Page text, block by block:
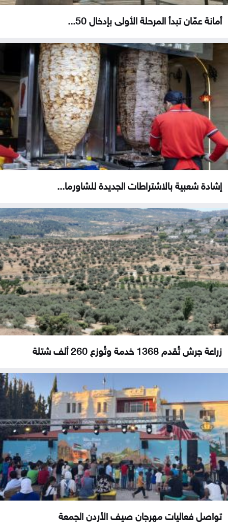
أمانة عمّان تبدأ المرحلة الأولى بإدخال 50...
إشادة شعبية بالاشتراطات الجديدة للشاورما...
زراعة جرش تُقدم 1368 خدمة وتُوزع 260 ألف شتلة
تواصل فعاليات مهرجان صيف الأردن الجمعة